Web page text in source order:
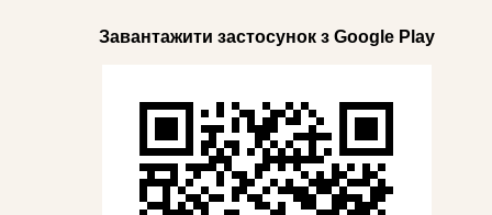
Завантажити застосунок з Google Play